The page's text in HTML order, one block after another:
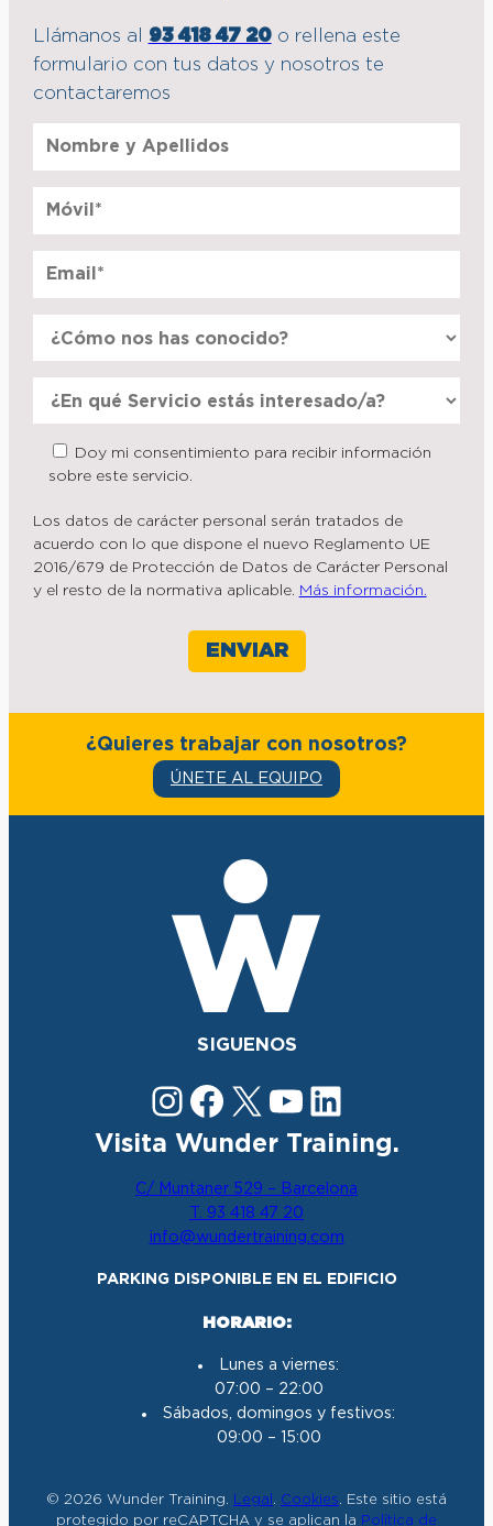
Llámanos al 93 418 47 20o rellena este
formulario con tus datos y nosotros te
contactaremos
Doy mi consentimiento para recibir información
sobre este servicio.
Los datos de carácter personal serán tratados de
acuerdo con lo que dispone el nuevo Reglamento UE
2016/679 de Protección de Datos de Carácter Personal
y el resto de la normativa aplicable. Más información.
¿Quieres trabajar con nosotros?
ÚNETE AL EQUIPO
SIGUENOS
InstagramFacebook X YouTube LinkedIn
Visita Wunder Training.
C/ Muntaner 529 – Barcelona
T. 93 418 47 20
info@wundertraining.com
PARKING DISPONIBLE EN EL EDIFICIO
HORARIO:
Lunes a viernes:
07:00 – 22:00
Sábados, domingos y festivos:
09:00 – 15:00
© 2026 Wunder Training. Legal . Cookies. Este sitio está
protegido por reCAPTCHA y se aplican la Política de